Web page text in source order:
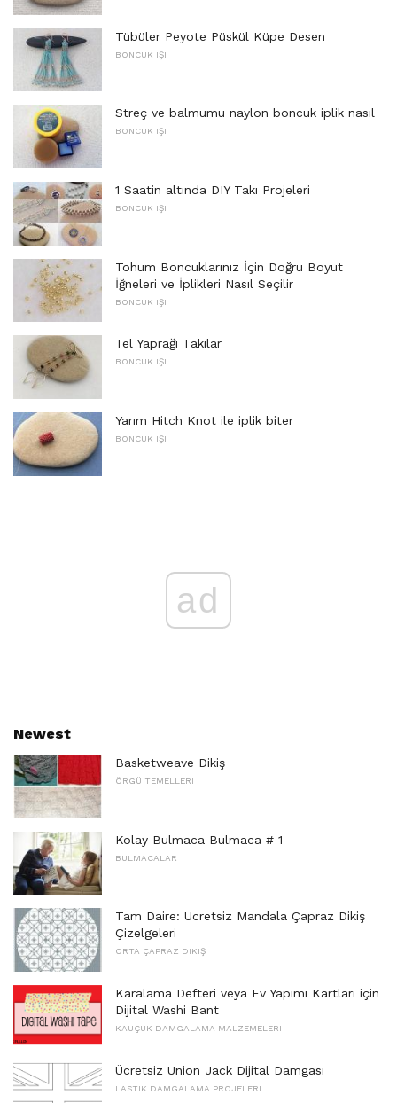
Tübüler Peyote Püskül Küpe Desen
BONCUK IŞI
Streç ve balmumu naylon boncuk iplik nasıl
BONCUK IŞI
1 Saatin altında DIY Takı Projeleri
BONCUK IŞI
Tohum Boncuklarınız İçin Doğru Boyut
İğneleri ve İplikleri Nasıl Seçilir
BONCUK IŞI
Tel Yaprağı Takılar
BONCUK IŞI
Yarım Hitch Knot ile iplik biter
BONCUK IŞI
ad
Newest
Basketweave Dikiş
ÖRGÜ TEMELLERI
Kolay Bulmaca Bulmaca # 1
BULMACALAR
Tam Daire: Ücretsiz Mandala Çapraz Dikiş
Çizelgeleri
ORTA ÇAPRAZ DIKIŞ
Karalama Defteri veya Ev Yapımı Kartları için
Dijital Washi Bant
KAUÇUK DAMGALAMA MALZEMELERI
Ücretsiz Union Jack Dijital Damgası
LASTIK DAMGALAMA PROJELERI